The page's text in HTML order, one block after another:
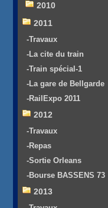
2010
2011
-Travaux
-La cite du train
-Train spécial-1
-La gare de Bellgarde
-RailExpo 2011
2012
-Travaux
-Repas
-Sortie Orleans
-Bourse BASSENS 73
2013